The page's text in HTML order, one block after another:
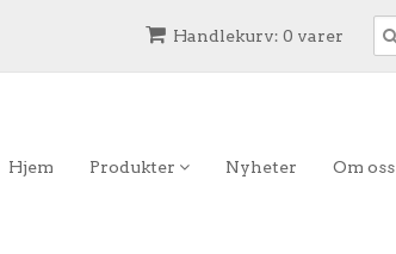
Handlekurv: 0 varer
Hjem Produkter Nyheter Om oss